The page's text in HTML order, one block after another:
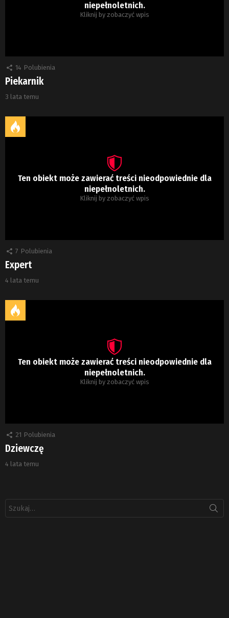
niepełnoletnich.
Kliknij by zobaczyć wpis
14 Polubienia
Piekarnik
3 lata temu
Ten obiekt może zawierać treści nieodpowiednie dla
niepełnoletnich.
Kliknij by zobaczyć wpis
7 Polubienia
Expert
4 lata temu
Ten obiekt może zawierać treści nieodpowiednie dla
niepełnoletnich.
Kliknij by zobaczyć wpis
21 Polubienia
Dziewczę
4 lata temu